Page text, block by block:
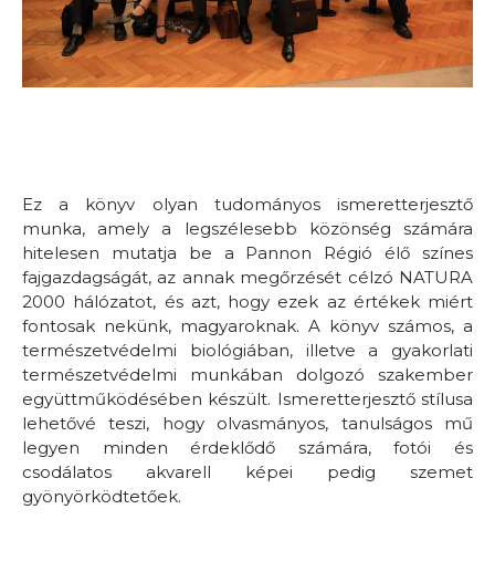
Ez a könyv olyan tudományos ismeretterjesztő
munka, amely a legszélesebb közönség számára
hitelesen mutatja be a Pannon Régió élő színes
fajgazdagságát, az annak megőrzését célzó NATURA
2000 hálózatot, és azt, hogy ezek az értékek miért
fontosak nekünk, magyaroknak. A könyv számos, a
természetvédelmi biológiában, illetve a gyakorlati
természetvédelmi munkában dolgozó szakember
együttműködésében készült. Ismeretterjesztő stílusa
lehetővé teszi, hogy olvasmányos, tanulságos mű
legyen minden érdeklődő számára, fotói és
csodálatos akvarell képei pedig szemet
gyönyörködtetőek.